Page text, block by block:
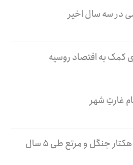
کمک به اقتصاد روسیه
غارتِ شهر